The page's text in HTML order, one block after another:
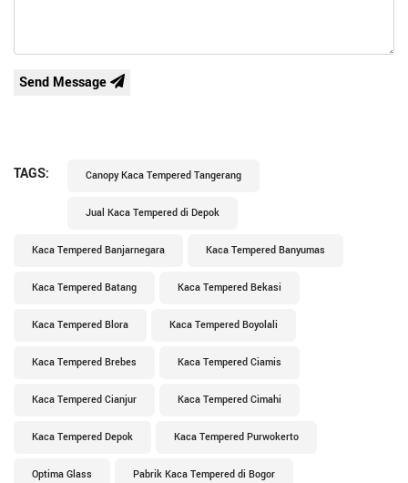
Send Message
TAGS: Canopy Kaca Tempered Tangerang
Jual Kaca Tempered di Depok
Kaca Tempered Banjarnegara Kaca Tempered Banyumas
Kaca Tempered Batang Kaca Tempered Bekasi
Kaca Tempered Blora Kaca Tempered Boyolali
Kaca Tempered Brebes Kaca Tempered Ciamis
Kaca Tempered Cianjur Kaca Tempered Cimahi
Kaca Tempered Depok Kaca Tempered Purwokerto
Optima Glass Pabrik Kaca Tempered di Bogor